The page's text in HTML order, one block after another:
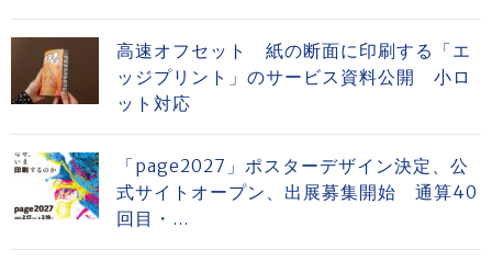
高速オフセット 紙の断面に印刷する「エ
ッジプリント」のサービス資料公開 小ロ
ット対応
「page2027」ポスターデザイン決定、公
式サイトオープン、出展募集開始 通算40
回目・...